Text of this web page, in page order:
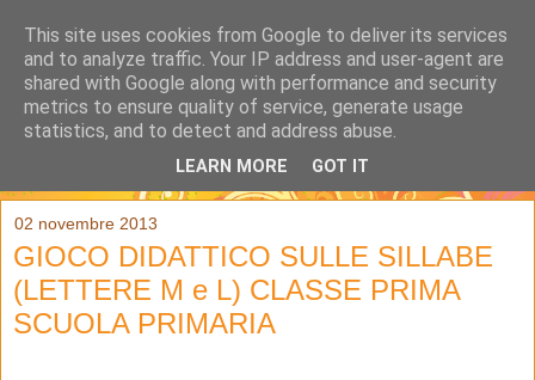
02 novembre 2013
GIOCO DIDATTICO SULLE SILLABE
(LETTERE M e L) CLASSE PRIMA
SCUOLA PRIMARIA
This site uses cookies from Google to deliver its services
and to analyze traffic. Your IP address and user-agent are
shared with Google along with performance and security
metrics to ensure quality of service, generate usage
statistics, and to detect and address abuse.
LEARN MORE GOT IT